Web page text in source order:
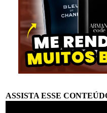
ASSISTA ESSE